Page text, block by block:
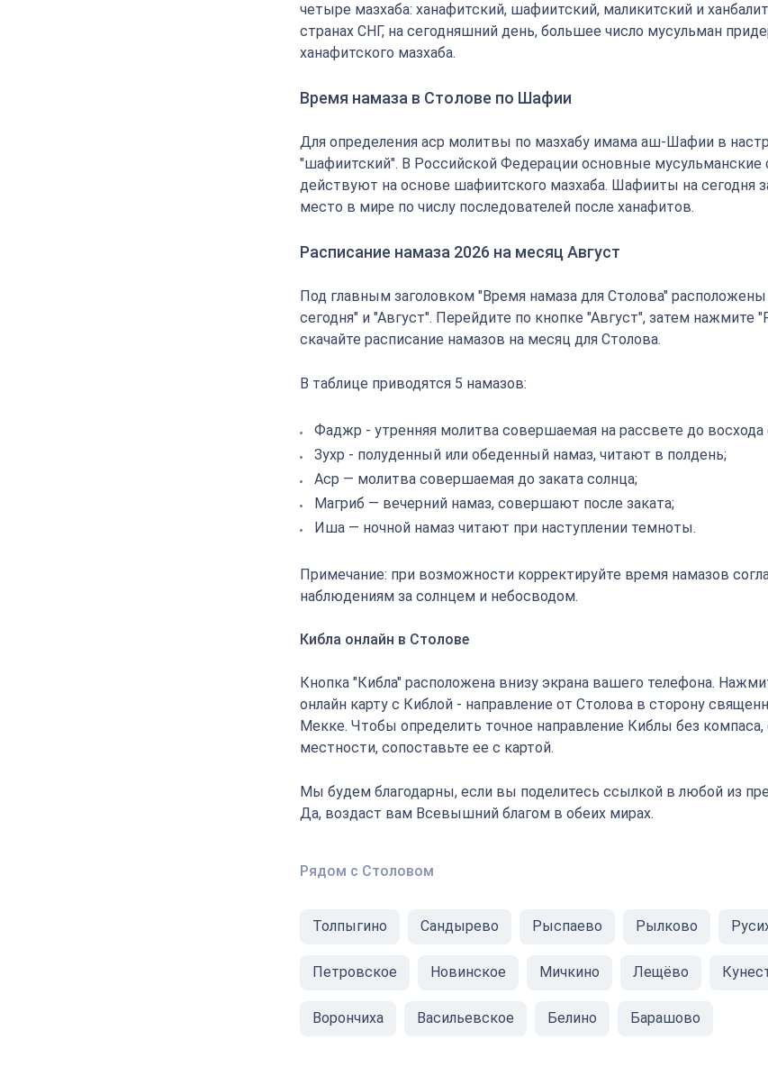
четыре мазхаба: ханафитский, шафиитский, маликитский и
странах СНГ, на сегодняшний день, большее число мусульман
ханафитского мазхаба.
Время намаза в Столове по Шафии
Для определения аср молитвы по мазхабу имама аш-Шафии в
"шафиитский". В Российской Федерации основные мусульманские
действуют на основе шафиитского мазхаба. Шафииты на сегодня
место в мире по числу последователей после ханафитов.
Расписание намаза 2026 на месяц Август
Под главным заголовком "Время намаза для Столова"
сегодня" и "Август". Перейдите по кнопке "Август", затем нажмите
скачайте расписание намазов на месяц для Столова.
В таблице приводятся 5 намазов:
Фаджр - утренняя молитва совершаемая на рассвете до восхода
Зухр - полуденный или обеденный намаз, читают в полдень;
Аср — молитва совершаемая до заката солнца;
Магриб — вечерний намаз, совершают после заката;
Иша — ночной намаз читают при наступлении темноты.
Примечание: при возможности корректируйте время намазов
наблюдениям за солнцем и небосводом.
Кибла онлайн в Столове
Кнопка "Кибла" расположена внизу экрана вашего телефона.
онлайн карту с Киблой - направление от Столова в сторону
Мекке. Чтобы определить точное направление Киблы без компаса,
местности, сопоставьте ее с картой.
Мы будем благодарны, если вы поделитесь ссылкой в любой из
Да, воздаст вам Всевышний благом в обеих мирах.
Рядом с Столовом
Толпыгино Сандырево Рыспаево Рылково
Петровское Новинское Мичкино Лещёво
Ворончиха Васильевское Белино Барашово